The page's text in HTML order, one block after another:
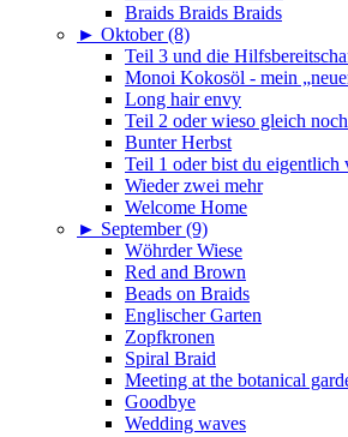
Braids Braids Braids
► Oktober (8)
Teil 3 und die
Monoi Kokosöl - mein
Long hair envy
Teil 2 oder wieso gleich
Bunter Herbst
Teil 1 oder bist du eigentlich
Wieder zwei mehr
Welcome Home
► September (9)
Wöhrder Wiese
Red and Brown
Beads on Braids
Englischer Garten
Zopfkronen
Spiral Braid
Meeting at the botanical
Goodbye
Wedding waves